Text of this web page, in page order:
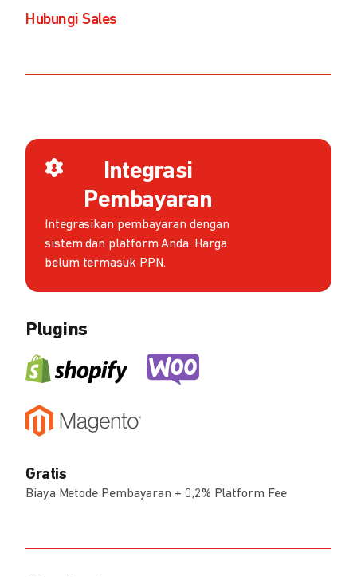
Hubungi Sales
Integrasi
Pembayaran
Integrasikan pembayaran dengan
sistem dan platform Anda. Harga
belum termasuk PPN.
Plugins
Gratis
Biaya Metode Pembayaran + 0,2% Platform Fee